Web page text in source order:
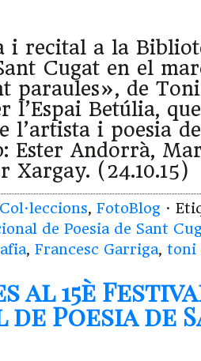
i recital a la
Cugat en el
paraules», de
l’Espai Betúlia,
l’artista i poesia
Ester Andorrà,
Xargay. (24.10.15)
Col·leccions, FotoBlog ·
de Poesia de Sant
, Francesc Garriga, toni
al 15è
Poesia de